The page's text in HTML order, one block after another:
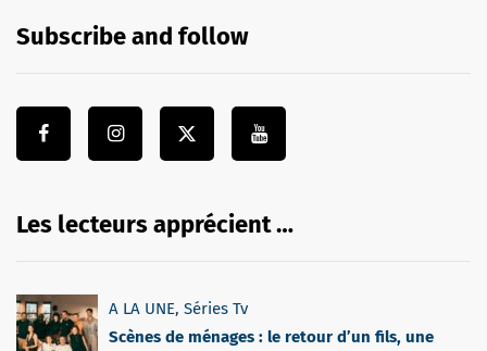
Subscribe and follow
Les lecteurs apprécient …
A LA UNE, Séries Tv
Scènes de ménages : le retour d’un fils, une